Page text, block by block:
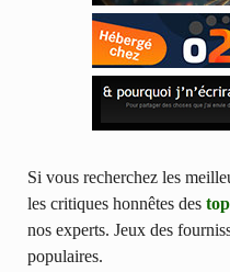
Si vous recherchez les
les critiques honnêtes des
nos experts. Jeux des
populaires.